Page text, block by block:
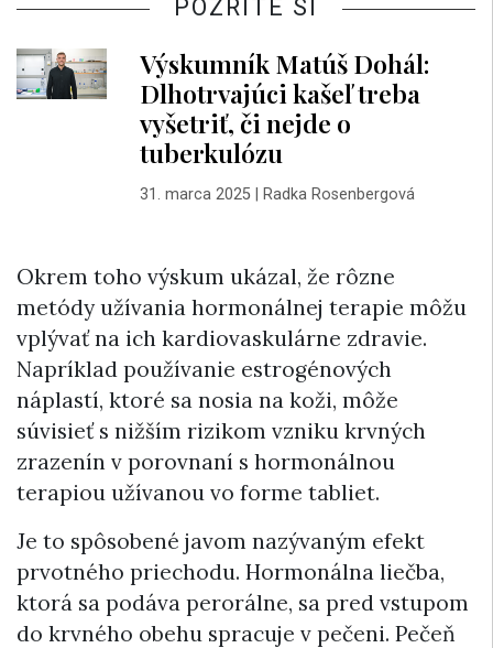
POZRITE SI
Výskumník Matúš Dohál:
Dlhotrvajúci kašeľ treba
vyšetriť, či nejde o
tuberkulózu
31. marca 2025| Radka Rosenbergová
Okrem toho výskum ukázal, že rôzne
metódy užívania hormonálnej terapie môžu
vplývať na ich kardiovaskulárne zdravie.
Napríklad používanie estrogénových
náplastí, ktoré sa nosia na koži, môže
súvisieť s nižším rizikom vzniku krvných
zrazenín v porovnaní s hormonálnou
terapiou užívanou vo forme tabliet.
Je to spôsobené javom nazývaným efekt
prvotného priechodu. Hormonálna liečba,
ktorá sa podáva perorálne, sa pred vstupom
do krvného obehu spracuje v pečeni. Pečeň